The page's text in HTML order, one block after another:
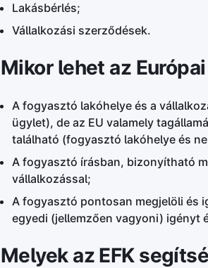
Lakásbérlés;
Vállalkozási szerződések.
Mikor lehet az
A fogyasztó lakóhelye és a
ügylet), de az EU valamely
található (fogyasztó lakóhelye és
A fogyasztó írásban, bizonyítható
vállalkozással;
A fogyasztó pontosan megjelöli és
egyedi (jellemzően vagyoni) igényt
Melyek az EFK